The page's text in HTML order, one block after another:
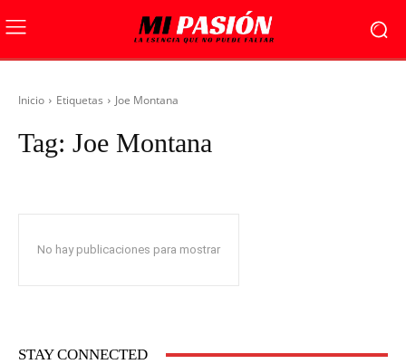
Inicio Etiquetas Joe Montana
Tag: Joe Montana
No hay publicaciones para mostrar
STAY CONNECTED